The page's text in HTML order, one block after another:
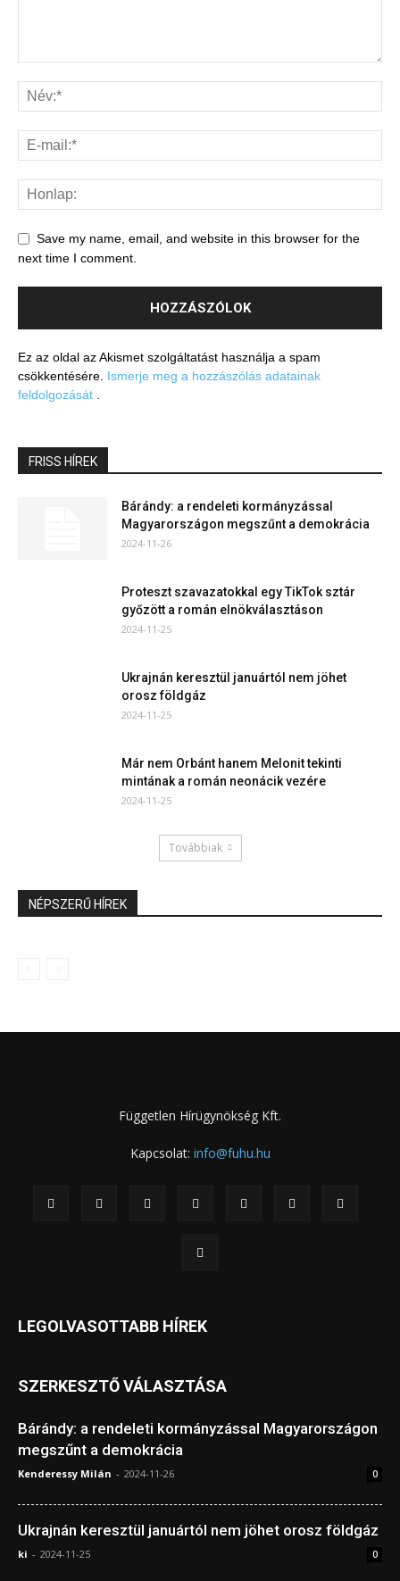
Save my name, email, and website in this browser for the
next time I comment.
Ez az oldal az Akismet szolgáltatást használja a spam
csökkentésére. Ismerje meg a hozzászólás adatainak
feldolgozását
FRISS HÍREK
Bárándy: a rendeleti kormányzással
Magyarországon megszűnt a demokrácia
2024-11-26
Proteszt szavazatokkal egy TikTok sztár
győzött a román elnökválasztáson
2024-11-25
Ukrajnán keresztül januártól nem jöhet
orosz földgáz
2024-11-25
Már nem Orbánt hanem Melonit tekinti
mintának a román neonácik vezére
2024-11-25
Továbbiak
NÉPSZERŰ HÍREK
Független Hírügynökség Kft.
Kapcsolat: info@fuhu.hu
LEGOLVASOTTABB HÍREK
SZERKESZTŐ VÁLASZTÁSA
Bárándy: a rendeleti kormányzással Magyarországon
megszűnt a demokrácia
Kenderessy Milán - 2024-11-26 0
Ukrajnán keresztül januártól nem jöhet orosz földgáz
ki - 2024-11-25 0